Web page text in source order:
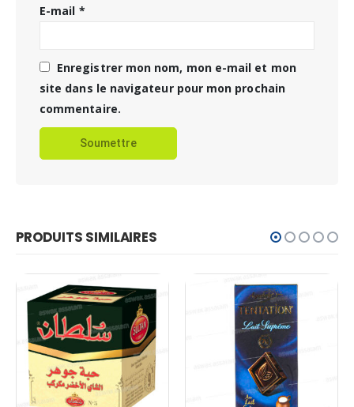
E-mail *
Enregistrer mon nom, mon e-mail et mon
site dans le navigateur pour mon prochain
commentaire.
PRODUITS SIMILAIRES